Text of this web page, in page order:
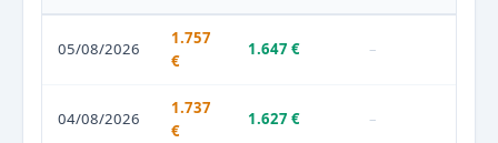
05/08/2026
1.757
€
1.647 € –
04/08/2026
1.737
€
1.627 € –